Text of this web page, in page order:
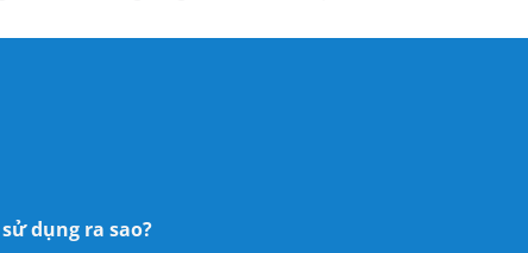
dụng ra sao?